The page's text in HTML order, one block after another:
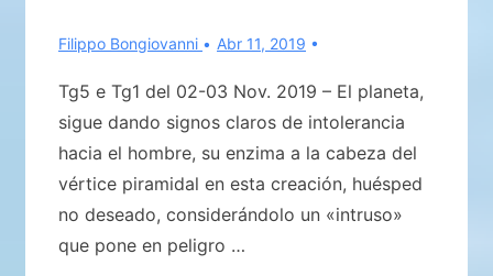
testimoniado,
cuanto
Eugenio
anunció
transcurso
Filippo Bongiovanni Abr 11, 2019
Tg5 e Tg1 del 02-03 Nov. 2019 – El planeta,
sigue dando signos claros de intolerancia
hacia el hombre, su enzima a la cabeza del
vértice piramidal en esta creación, huésped
no deseado, considerándolo un «intruso»
que pone en peligro …